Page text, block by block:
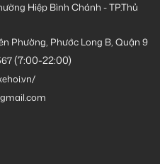
Hiệp Bình Chánh - TP.Thủ
Phường, Phước Long B, Quận 9
(7:00-22:00)